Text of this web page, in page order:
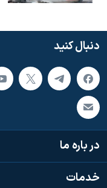
دنبال کنید
در باره ما
خدمات